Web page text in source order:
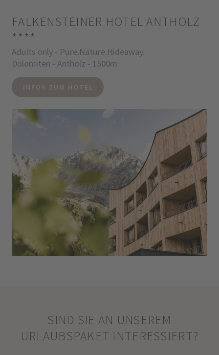
FALKENSTEINER HOTEL ANTHOLZ
****
Adults only - Pure.Nature.Hideaway.
Dolomiten - Antholz - 1500m
INFOS ZUM HOTEL
SIND SIE AN UNSEREM
URLAUBSPAKET INTERESSIERT?